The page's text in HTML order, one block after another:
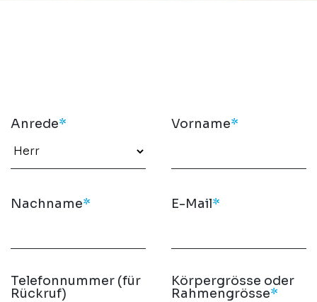
Anrede* Vorname*
Nachname* E-Mail*
Telefonnummer (für
Rückruf)
Körpergrösse oder
Rahmengrösse*